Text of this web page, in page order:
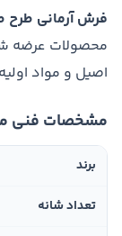
فرش آرمانی طرح
محصولات عرضه
اصیل و مواد
مشخصات فنی
برند
تعداد شانه